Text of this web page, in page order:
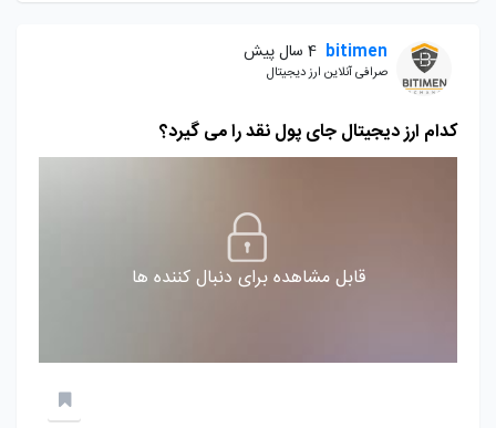
bitimen 4 سال پیش
صرافی آنلاین ارز دیجیتال
کدام ارز دیجیتال جای پول نقد را می گیرد؟
قابل مشاهده برای دنبال کننده ها